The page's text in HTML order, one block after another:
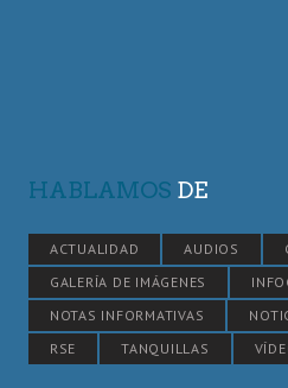
HABLAMOS DE
ACTUALIDAD AUDIOS
GALERÍA DE IMÁGENES
NOTAS INFORMATIVAS
RSE
TANQUILLAS